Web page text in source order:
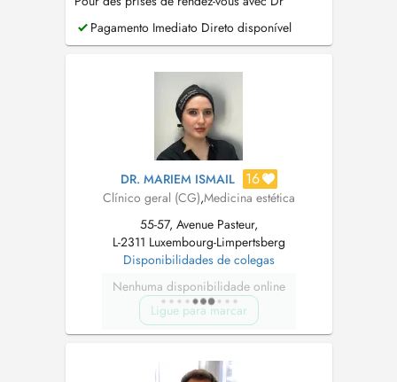
Farghadani elle-même, veuillez prendre contact
par mailameli@pt.lu
Pagamento Imediato Direto disponível
DR. MARIEM ISMAIL 16
Clínico geral (CG),Medicina estética
55-57, Avenue Pasteur,
L-2311 Luxembourg-Limpertsberg
Disponibilidades de colegas
Nenhuma disponibilidade online
Ligue para marcar